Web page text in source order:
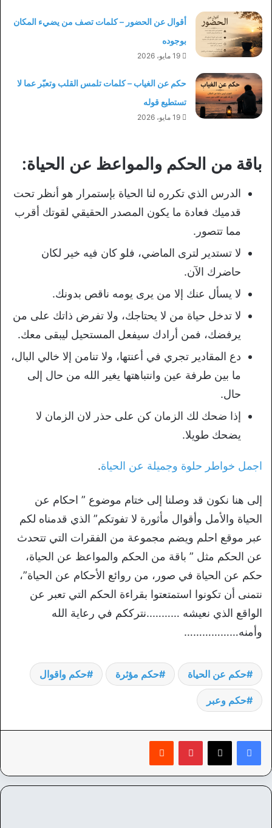
أقوال عن الحضور – كلمات تصف من يضيء المكان
بوجوده
19 مايو، 2026
حكم عن الغياب – كلمات تلمس القلب وتعبّر عما لا
تستطيع قوله
19 مايو، 2026
باقة من الحكم والمواعظ عن الحياة:
الدرس الذي تكرره لنا الحياة بإستمرار هو أنظر تحت
قدميك فعادة ما يكون المصدر الحقيقي لقوتك أقرب
مما تتصور.
لا تستدير لترى الماضي، فلو كان فيه خير لكان
حاضرك الآن.
لا يسأل عنك إلا من يرى يومه ناقص بدونك.
لا تدخل حياة من لا يحتاجك، ولا تفرض ذاتك على من
يرفضك، فمن أرادك سيفعل المستحيل ليبقى معك.
دع المقادير تجري في أعنتها، ولا تنامن إلا خالي البال،
ما بين طرفة عين وانتباهتها يغير الله من حال إلى
حال.
إذا ضحك لك الزمان كن على حذر لان الزمان لا
يضحك طويلا.
اجمل خواطر حلوة وجميلة عن الحياة.
إلى هنا نكون قد وصلنا إلى ختام موضوع ” احكام عن
الحياة والأمل وأقوال مأثورة لا تفوتكم” الذي قدمناه لكم
عبر موقع احلم ويضم مجموعة من الفقرات التي تتحدث
عن الحكم مثل ” باقة من الحكم والمواعظ عن الحياة،
حكم عن الحياة في صور، من روائع الأحكام عن الحياة”،
نتمنى أن تكونوا استمتعتوا بقراءة الحكم التي تعبر عن
الواقع الذي نعيشه ………..نترككم في رعاية الله
وأمنه………………
حكم عن الحياة حكم مؤثرة حكم واقوال
حكم وعبر
بينتيريست